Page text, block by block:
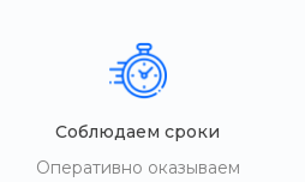
Соблюдаем сроки
Оперативно оказываем